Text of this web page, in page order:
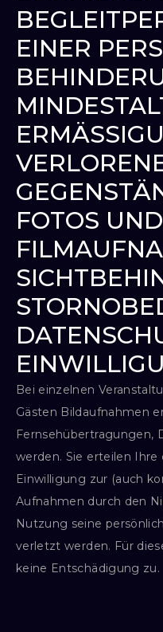
EINER
FOTOS UND
Bei einzelnen
Gästen Bildaufnahmen
Fernsehübertragungen,
werden. Sie erteilen
Einwilligung zur (auch
Aufnahmen durch den
Nutzung seine
verletzt werden. Für
keine Entschädigung zu.